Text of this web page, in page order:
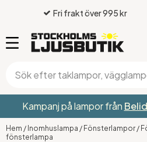
Fri frakt över 995 kr
Kampanj på lampor från Belid
Hem / Inomhuslampa / Fönsterlampor/
fönsterlampa